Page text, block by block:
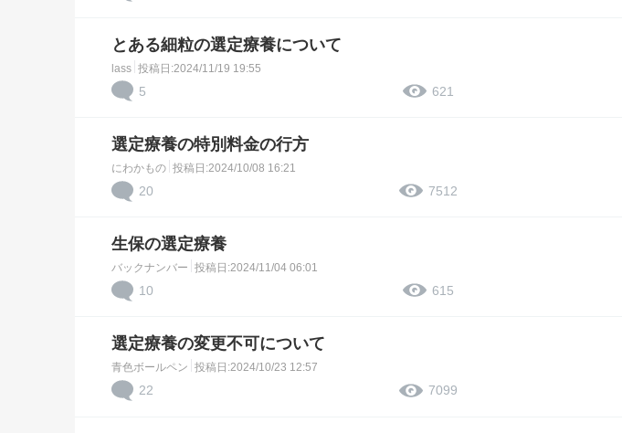
とある細粒の選定療養について
lass 投稿日:2024/11/19 19:55
5 621
選定療養の特別料金の行方
にわかもの 投稿日:2024/10/08 16:21
20 7512
生保の選定療養
バックナンバー 投稿日:2024/11/04 06:01
10 615
選定療養の変更不可について
青色ボールペン 投稿日:2024/10/23 12:57
22 7099